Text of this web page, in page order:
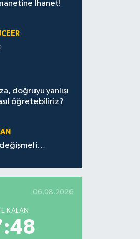
İhanet!
doğruyu yanlışı
öğretebiliriz?
değişmeli…
06.08.2026
KALAN